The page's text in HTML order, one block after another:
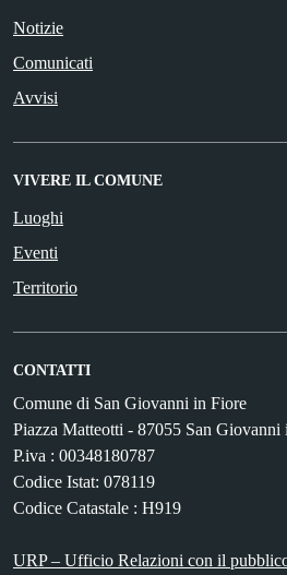
Notizie
Comunicati
Avvisi
VIVERE IL COMUNE
Luoghi
Eventi
Territorio
CONTATTI
Comune di San Giovanni in Fiore
Piazza Matteotti - 87055 San Giovanni
P.iva : 00348180787
Codice Istat: 078119
Codice Catastale : H919
URP – Ufficio Relazioni con il